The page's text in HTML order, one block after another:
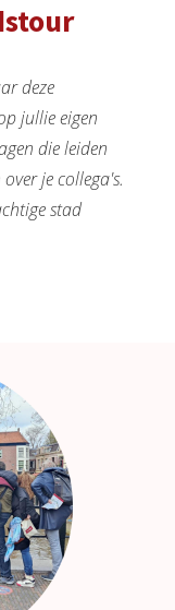
deze
jullie eigen
die leiden
je collega's.
stad